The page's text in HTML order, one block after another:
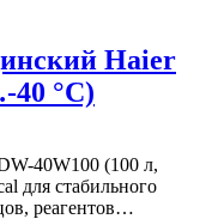
Haier
40 °C)
40W100 (100 л,
для стабильного
реагентов…